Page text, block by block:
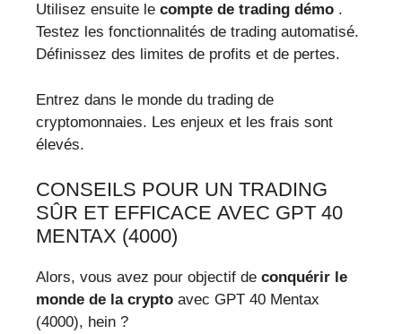
Utilisez ensuite le compte de trading démo .
Testez les fonctionnalités de trading automatisé.
Définissez des limites de profits et de pertes.
Entrez dans le monde du trading de
cryptomonnaies. Les enjeux et les frais sont
élevés.
CONSEILS POUR UN TRADING
SÛR ET EFFICACE AVEC GPT 40
MENTAX (4000)
Alors, vous avez pour objectif de conquérir le
monde de la crypto avec GPT 40 Mentax
(4000), hein ?